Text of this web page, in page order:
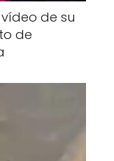
de su
de